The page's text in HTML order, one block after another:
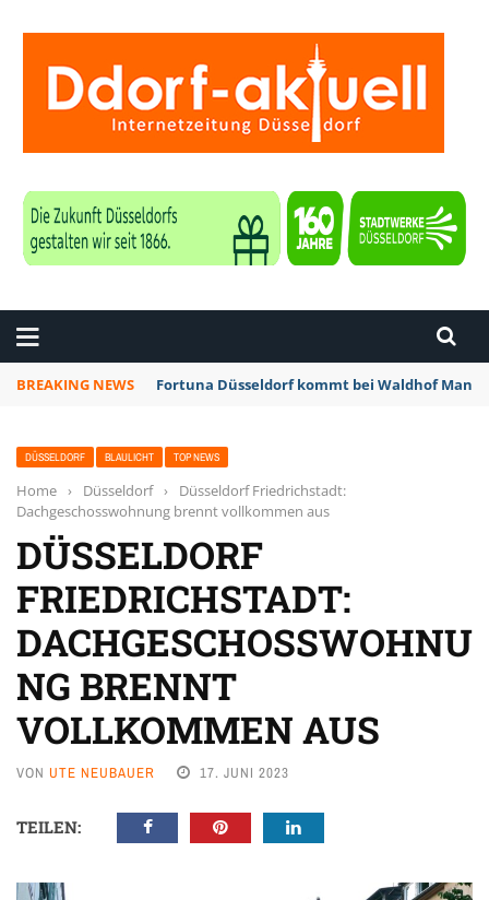
BREAKING NEWS Fortuna Düsseldorf kommt bei Waldhof
DÜSSELDORF BLAULICHT TOP NEWS
Home › Düsseldorf ›
Düsseldorf Friedrichstadt:
Dachgeschosswohnung brennt vollkommen aus
DÜSSELDORF
FRIEDRICHSTADT:
DACHGESCHOSSWOHNU
NG BRENNT
VOLLKOMMEN AUS
VON UTE NEUBAUER 17. JUNI 2023
TEILEN: